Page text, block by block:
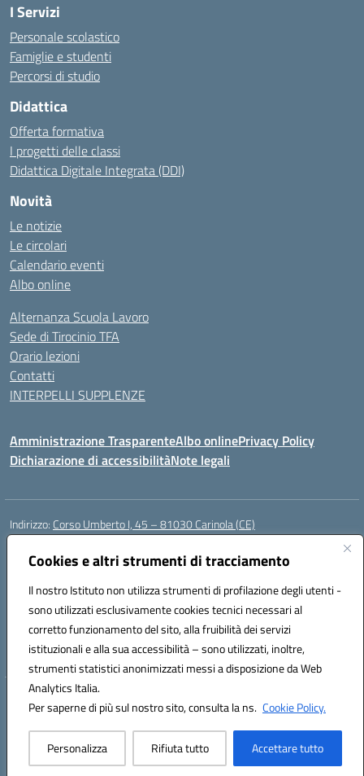
Cookies e altri strumenti di tracciamento
Il nostro Istituto non utilizza strumenti di profilazione degli utenti -
sono utilizzati esclusivamente cookies tecnici necessari al
corretto funzionamento del sito, alla fruibilità dei servizi
istituzionali e alla sua accessibilità – sono utilizzati, inoltre,
strumenti statistici anonimizzati messi a disposizione da Web
Analytics Italia.
Per saperne di più sul nostro sito, consulta la ns. Cookie Policy.
Personalizza Rifiuta tutto Accettare tutto
I Servizi
Personale scolastico
Famiglie e studenti
Percorsi di studio
Didattica
Offerta formativa
I progetti delle classi
Didattica Digitale Integrata (DDI)
Novità
Le notizie
Le circolari
Calendario eventi
Albo online
Alternanza Scuola Lavoro
Sede di Tirocinio TFA
Orario lezioni
Contatti
INTERPELLI SUPPLENZE
Amministrazione TrasparenteAlbo onlinePrivacy Policy
Dichiarazione di accessibilitàNote legali
Indirizzo: Corso Umberto I, 45 – 81030 Carinola (CE)
Centralino:
Posta elettronica certificata (PEC):ceic88700p@pec.istruzione.it
Codice fiscale: 95014250617
Codice meccanografico:CEIC88700P
Codice Indice delle Pubbliche Amministrazioni (IPA): istsc_ceic88700p
Codice unico di fatturazione (CUF): UFBPW4
Hosting & Powered by 3D Solution S.r.l.
Concept & Design by Designers Italia